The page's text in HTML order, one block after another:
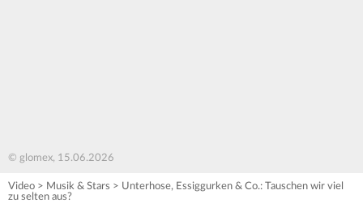
© glomex, 15.06.2026
Video > Musik & Stars > Unterhose, Essiggurken & Co.: Tauschen wir viel
zu selten aus?